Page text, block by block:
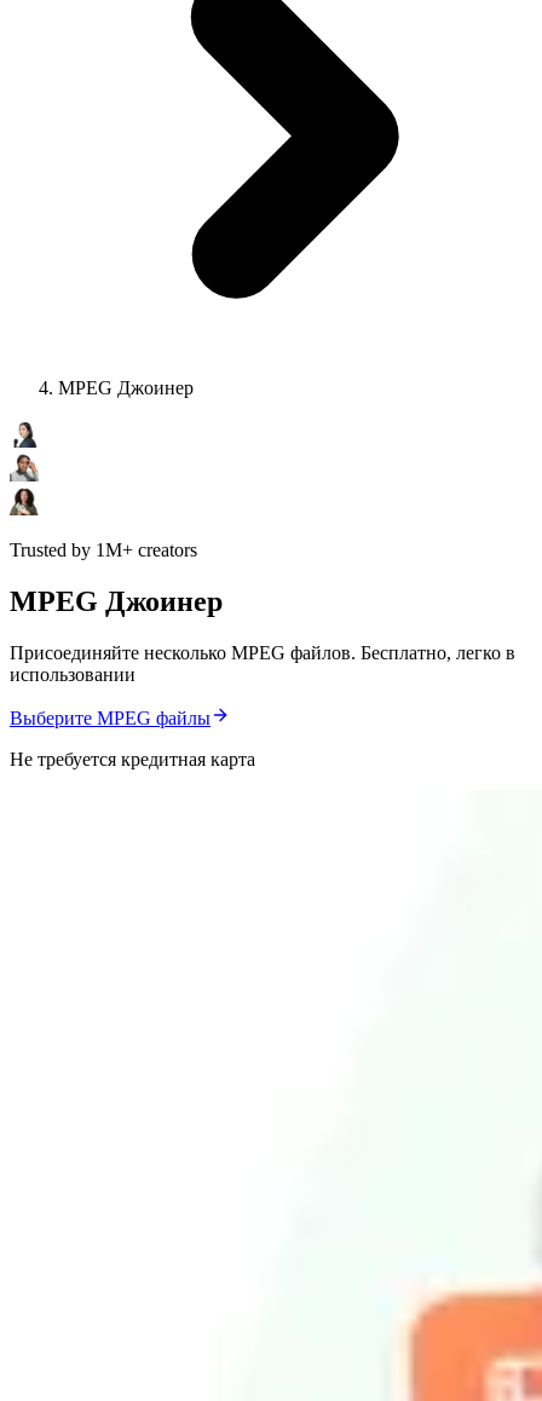
MPEG Джоинер
Trusted by 1M+ creators
MPEG Джоинер
Присоединяйте несколько MPEG файлов. Бесплатно, легко в
использовании
Выберите MPEG файлы
Не требуется кредитная карта